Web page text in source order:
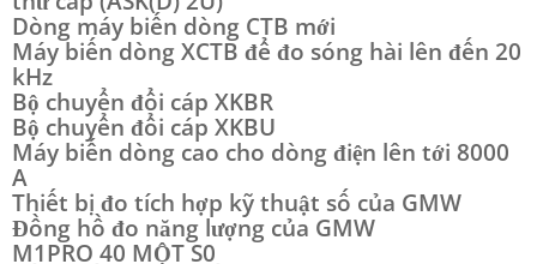
Dòng máy biến dòng CTB mới
Máy biến dòng XCTB để đo sóng hài lên đến 20
kHz
Bộ chuyển đổi cáp XKBR
Bộ chuyển đổi cáp XKBU
Máy biến dòng cao cho dòng điện lên tới 8000
A
Thiết bị đo tích hợp kỹ thuật số của GMW
Đồng hồ đo năng lượng của GMW
M1PRO 40 MỘT S0